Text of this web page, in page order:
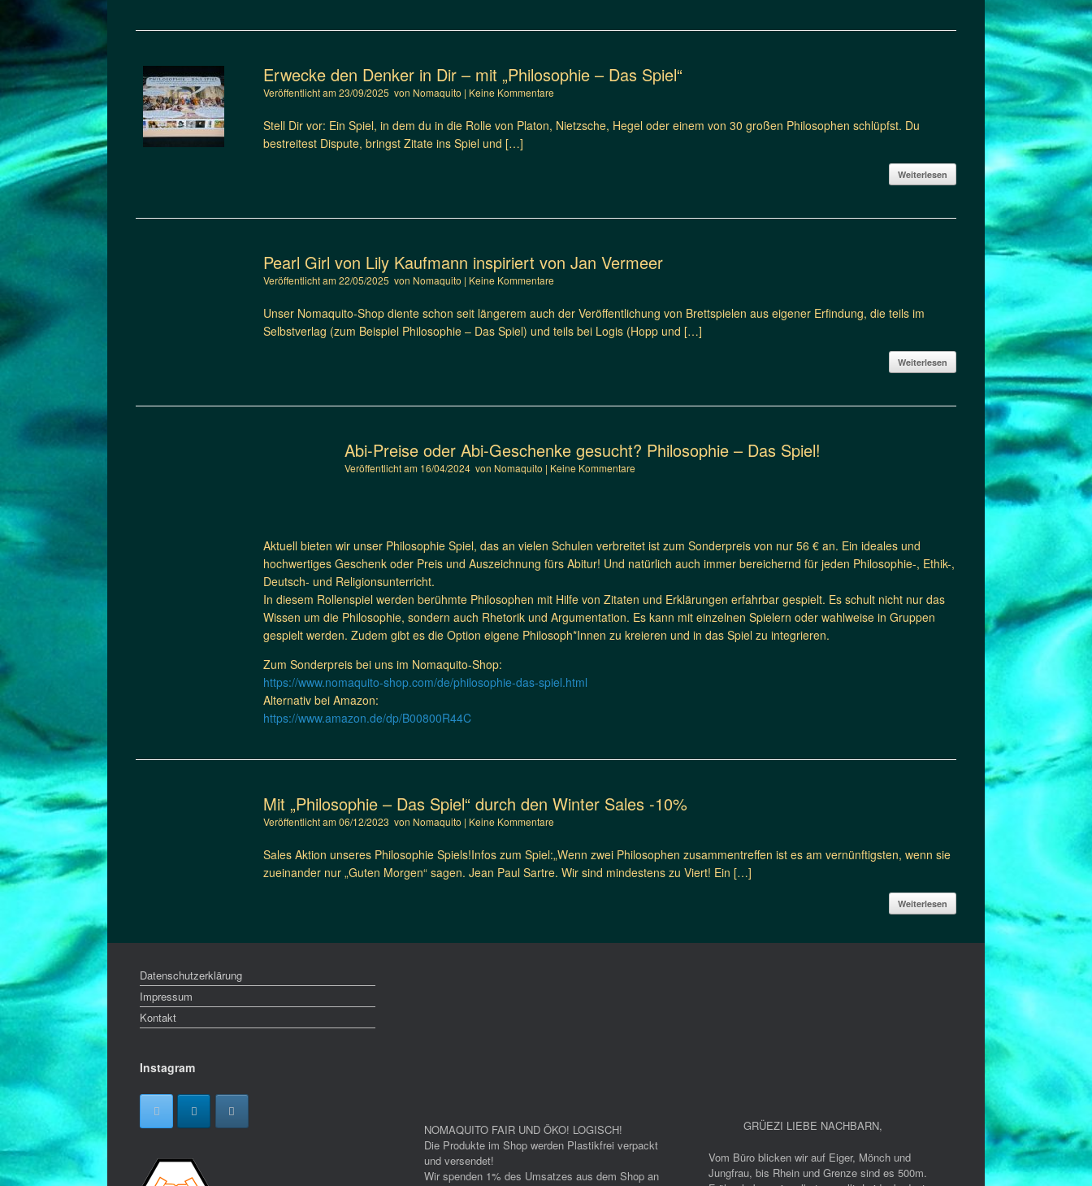
Erwecke den Denker in Dir – mit „Philosophie – Das Spiel“
Veröffentlicht am23/09/2025 von Nomaquito | Keine Kommentare
Stell Dir vor: Ein Spiel, in dem du in die Rolle von Platon, Nietzsche, Hegel oder einem von 30 großen Philosophen schlüpfst. Du
bestreitest Dispute, bringst Zitate ins Spiel und […]
Weiterlesen
Pearl Girl von Lily Kaufmann inspiriert von Jan Vermeer
Veröffentlicht am22/05/2025 von Nomaquito | Keine Kommentare
Unser Nomaquito-Shop diente schon seit längerem auch der Veröffentlichung von Brettspielen aus eigener Erfindung, die teils im
Selbstverlag (zum Beispiel Philosophie – Das Spiel) und teils bei Logis (Hopp und […]
Weiterlesen
Abi-Preise oder Abi-Geschenke gesucht? Philosophie – Das Spiel!
Veröffentlicht am 16/04/2024 von Nomaquito | Keine Kommentare
Aktuell bieten wir unser Philosophie Spiel, das an vielen Schulen verbreitet ist zum Sonderpreis von nur 56 € an. Ein ideales und
hochwertiges Geschenk oder Preis und Auszeichnung fürs Abitur! Und natürlich auch immer bereichernd für jeden Philosophie-, Ethik-,
Deutsch- und Religionsunterricht.
In diesem Rollenspiel werden berühmte Philosophen mit Hilfe von Zitaten und Erklärungen erfahrbar gespielt. Es schult nicht nur das
Wissen um die Philosophie, sondern auch Rhetorik und Argumentation. Es kann mit einzelnen Spielern oder wahlweise in Gruppen
gespielt werden. Zudem gibt es die Option eigene Philosoph*Innen zu kreieren und in das Spiel zu integrieren.
Zum Sonderpreis bei uns im Nomaquito-Shop:
https://www.nomaquito-shop.com/de/philosophie-das-spiel.html
Alternativ bei Amazon:
https://www.amazon.de/dp/B00800R44C
Mit „Philosophie – Das Spiel“ durch den Winter Sales -10%
Veröffentlicht am06/12/2023 von Nomaquito | Keine Kommentare
Sales Aktion unseres Philosophie Spiels!Infos zum Spiel:„Wenn zwei Philosophen zusammentreffen ist es am vernünftigsten, wenn sie
zueinander nur „Guten Morgen“ sagen. Jean Paul Sartre. Wir sind mindestens zu Viert! Ein […]
Weiterlesen
Datenschutzerklärung
Impressum
Kontakt
Instagram
NOMAQUITO FAIR UND ÖKO! LOGISCH!
Die Produkte im Shop werden Plastikfrei verpackt
und versendet!
Wir spenden 1% des Umsatzes aus dem Shop an
GRÜEZI LIEBE NACHBARN,
Vom Büro blicken wir auf Eiger, Mönch und
Jungfrau, bis Rhein und Grenze sind es 500m.